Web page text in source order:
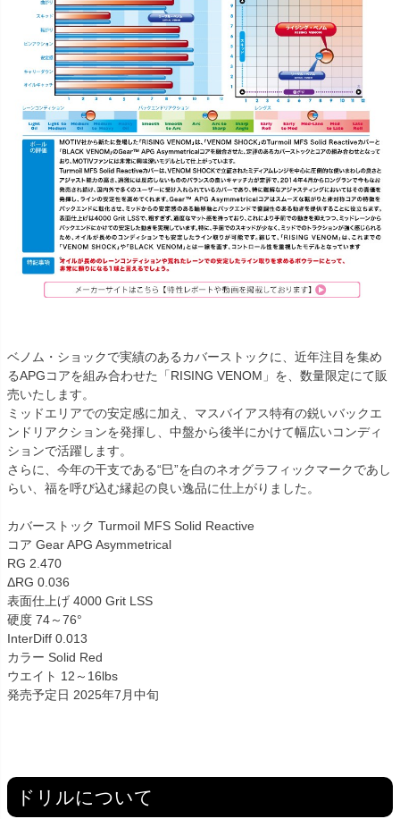
ベノム・ショックで実績のあるカバーストックに、近年注目を集め
るAPGコアを組み合わせた「RISING VENOM」を、数量限定にて販
売いたします。
ミッドエリアでの安定感に加え、マスバイアス特有の鋭いバックエ
ンドリアクションを発揮し、中盤から後半にかけて幅広いコンディ
ションで活躍します。
さらに、今年の干支である“巳”を白のネオグラフィックマークであし
らい、福を呼び込む縁起の良い逸品に仕上がりました。
カバーストック Turmoil MFS Solid Reactive
コア Gear APG Asymmetrical
RG 2.470
ΔRG 0.036
表面仕上げ 4000 Grit LSS
硬度 74～76°
InterDiff 0.013
カラー Solid Red
ウエイト 12～16lbs
発売予定日 2025年7月中旬
ドリルについて